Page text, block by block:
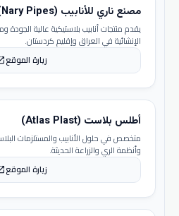
مصنع ناري للأنابيب (Nary Pipes)
يقدم منتجات أنابيب بلاستيكية عالية الجودة
الإنشائية في العراق وإقليم كردستان.
زيارة الموقع
أطلس بلاست (Atlas Plast)
متخصص في حلول الأنابيب والمستلزمات
وأنظمة الري والزراعة الحديثة.
زيارة الموقع